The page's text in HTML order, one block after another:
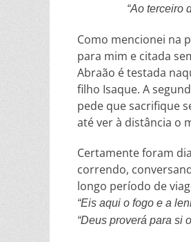
“Ao terceiro
Como mencionei na
para mim e citada
Abraão é testada
filho Isaque. A
pede que sacrifique
até ver à distância o
Certamente foram
correndo,
longo período de
“Eis aqui o fogo e a
“Deus proverá para si